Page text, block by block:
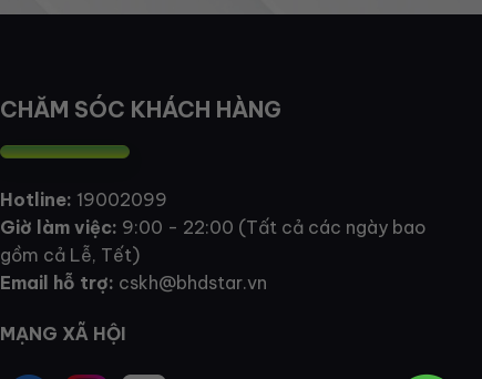
CHĂM SÓC KHÁCH HÀNG
Hotline: 19002099
Giờ làm việc: 9:00 - 22:00 (Tất cả các ngày bao
gồm cả Lễ, Tết)
Email hỗ trợ: cskh@bhdstar.vn
MẠNG XÃ HỘI